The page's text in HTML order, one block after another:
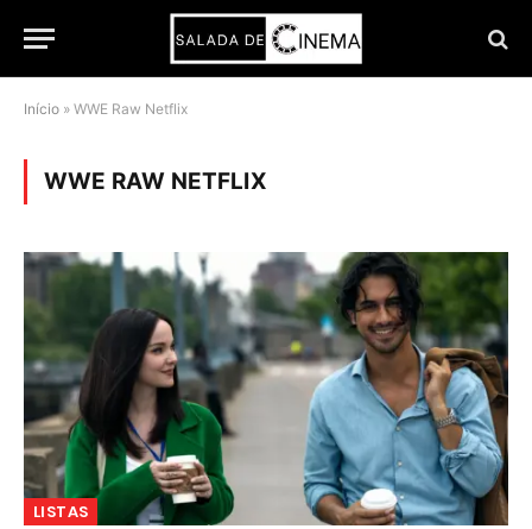
Início » WWE Raw Netflix
WWE RAW NETFLIX
LISTAS